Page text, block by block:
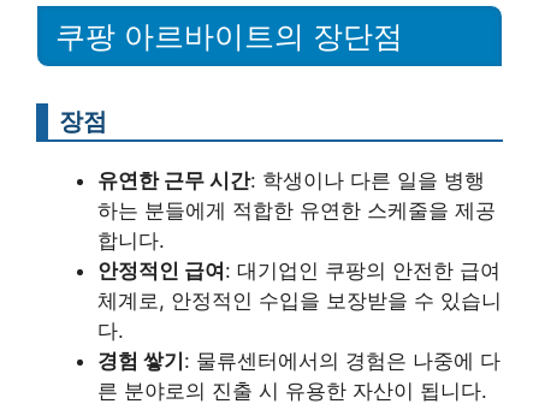
쿠팡 아르바이트의 장단점
장점
유연한 근무 시간: 학생이나 다른 일을 병행
하는 분들에게 적합한 유연한 스케줄을 제공
합니다.
안정적인 급여: 대기업인 쿠팡의 안전한 급여
체계로, 안정적인 수입을 보장받을 수 있습니
다.
경험 쌓기: 물류센터에서의 경험은 나중에 다
른 분야로의 진출 시 유용한 자산이 됩니다.